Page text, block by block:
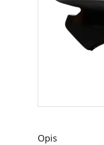
Opis